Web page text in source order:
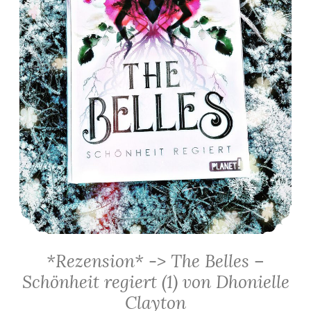
*Rezension* -> The Belles –
Schönheit regiert (1) von Dhonielle
Clayton